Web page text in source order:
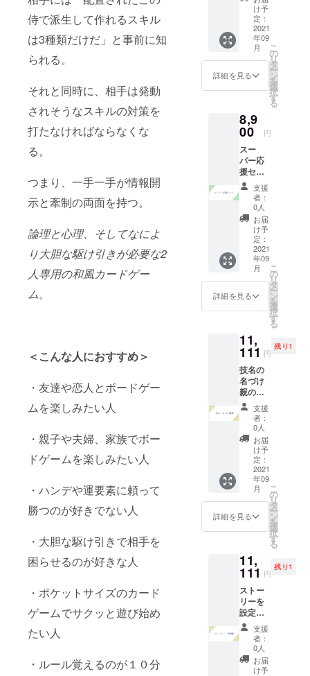
侍で派生して作れるスキル
は3種類だけだ」と事前に知
られる。
それと同時に、相手は発動
されそうなスキルの対策を
打たなければならなくな
る。
つまり、一手一手が情報開
示と牽制の両面を持つ。
論理と心理、そしてなによ
り大胆な駆け引きが必要な2
人専用の和風カードゲー
ム。
＜こんな人におすすめ＞
・友達や恋人とボードゲー
ムを楽しみたい人
・親子や夫婦、家族でボー
ドゲームを楽しみたい人
・ハンデや運要素に頼って
勝つのが好きでない人
・大胆な駆け引きで相手を
困らせるのが好きな人
・ポケットサイズのカード
ゲームでサクッと遊び始め
たい人
・ルール覚えるのが１０分
中旬に
発送予
定とな
りま
す。
けしま
す！ リ
ター
ン：
カード
ゲーム
『戯
略』×１
定価：
9月中旬
に発送
予定と
なりま
す。
け予
定：
2021
年09
月
詳細を見る
こ
の
リ
タ
ー
ン
を
選
択
す
る
8,9
00 円
スー
パー応
援セッ
トプラ
ン。定
価1000
円
OFF！
（8,900
円） プ
レゼン
ト用に
使って
いただ
ければ
と思い
戯略を
より多
くの人
に遊ん
でもら
えると
幸いで
す！ リ
ター
ン：
カード
ゲーム
『戯
略』×５
定価：
9,900円
→8,900
円
OFF！
！ ９月
中旬に
発送予
定とな
りま
す。
支援
者：
0人
お届
け予
定：
2021
年09
月
詳細を見る
こ
の
リ
タ
ー
ン
を
選
択
す
る
11,
111 円
残り1
技名の
名づけ
親の権
利。全9
種類の
スキル
の技名
の名づ
け親に
なれま
す。
例：侍×
侍
→【斬
撃】忍×
忍
影】師
消費
→【神
速】 名
付けた
技名は
サイト
に掲載
させて
いただ
きま
支援
者：
0人
お届
け予
定：
2021
年09
月
詳細を見る
こ
の
リ
タ
ー
ン
を
選
択
す
る
11,
111 円
残り1
ストー
リーを
設定で
きる権
利。考
案いた
だいた
ストー
支援
者：
0人
お届
け予